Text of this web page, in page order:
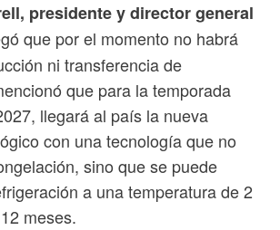
presidente y director general
que por el momento no habrá
ni transferencia de
que para la temporada
llegará al país la nueva
con una tecnología que no
sino que se puede
a una temperatura de 2
meses.